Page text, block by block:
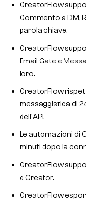
CreatorFlow
Commento a DM,
parola chiave.
CreatorFlow
Email Gate e
loro.
CreatorFlow
messaggistica di
dell'API.
Le automazioni di
minuti dopo la
CreatorFlow
e Creator.
CreatorFlow